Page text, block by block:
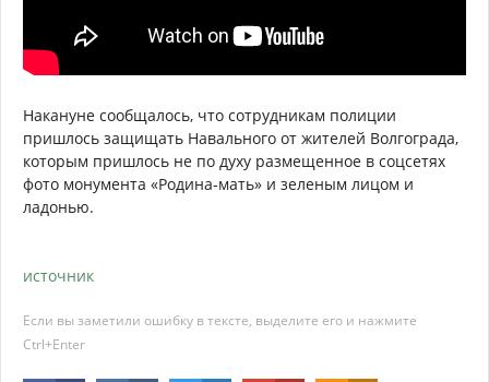
Накануне сообщалось, что сотрудникам полиции
пришлось защищать Навального от жителей Волгограда,
которым пришлось не по духу размещенное в соцсетях
фото монумента «Родина-мать» и зеленым лицом и
ладонью.
источник
Если вы заметили ошибку в тексте, выделите его и нажмите
Ctrl+Enter